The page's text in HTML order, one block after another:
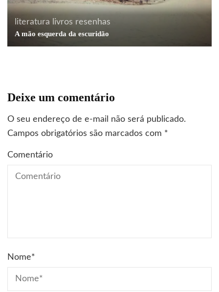
literatura livros resenhas
A mão esquerda da escuridão
Deixe um comentário
O seu endereço de e-mail não será publicado.
Campos obrigatórios são marcados com *
Comentário
Nome*